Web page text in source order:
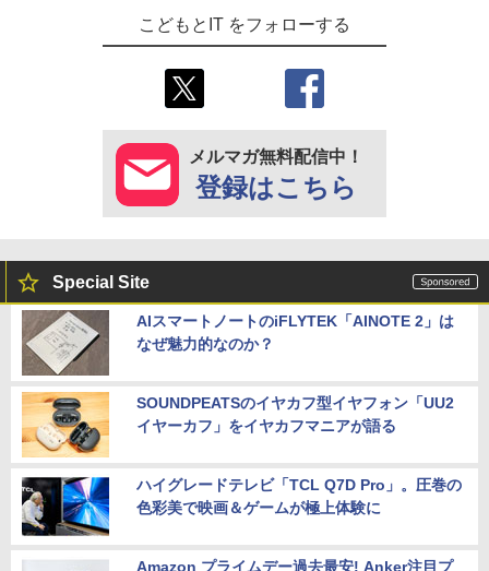
こどもとIT をフォローする
メルマガ無料配信中！
登録はこちら
Special Site
AIスマートノートのiFLYTEK「AINOTE 2」は
なぜ魅力的なのか？
SOUNDPEATSのイヤカフ型イヤフォン「UU2
イヤーカフ」をイヤカフマニアが語る
ハイグレードテレビ「TCL Q7D Pro」。圧巻の
色彩美で映画＆ゲームが極上体験に
Amazon プライムデー過去最安! Anker注目プ